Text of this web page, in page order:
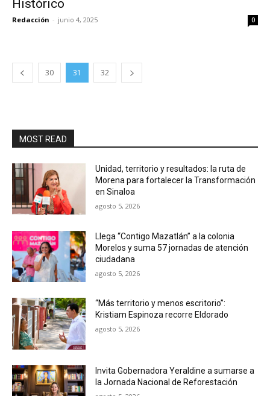
Histórico
Redacción - junio 4, 2025 0
30 31 32
MOST READ
Unidad, territorio y resultados: la ruta de
Morena para fortalecer la Transformación
en Sinaloa
agosto 5, 2026
Llega “Contigo Mazatlán” a la colonia
Morelos y suma 57 jornadas de atención
ciudadana
agosto 5, 2026
“Más territorio y menos escritorio”:
Kristiam Espinoza recorre Eldorado
agosto 5, 2026
Invita Gobernadora Yeraldine a sumarse a
la Jornada Nacional de Reforestación